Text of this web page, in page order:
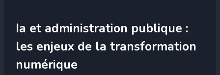
Ia et administration publique :
les enjeux de la transformation
numérique